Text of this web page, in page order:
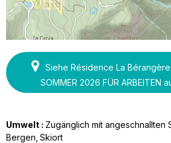
Siehe Résidence La Bérangère
SOMMER 2026 FÜR ARBEITEN
Umwelt : Zugänglich mit angeschnallten
Bergen Skiort